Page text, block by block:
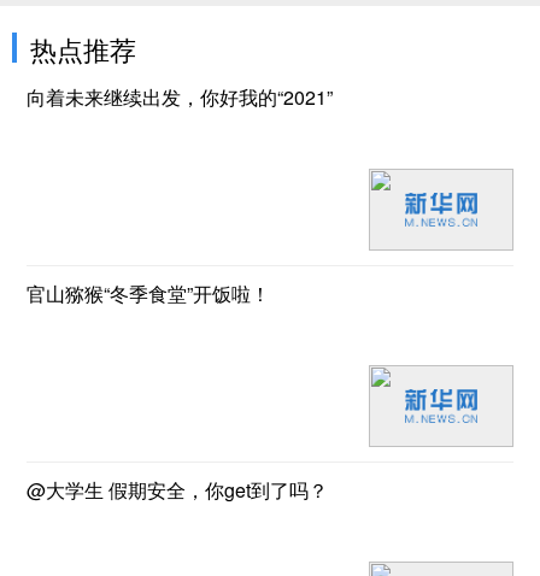
热点推荐
向着未来继续出发，你好我的“2021”
官山猕猴“冬季食堂”开饭啦！
@大学生 假期安全，你get到了吗？